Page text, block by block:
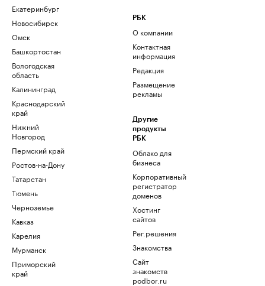
Екатеринбург
Новосибирск
Омск
Башкортостан
Вологодская
область
Калининград
Краснодарский
край
Нижний
Новгород
Пермский край
Ростов-на-Дону
Татарстан
Тюмень
Черноземье
Кавказ
Карелия
Мурманск
Приморский
край
РБК
О компании
Контактная
информация
Редакция
Размещение
рекламы
Другие
продукты
РБК
Облако для
бизнеса
Корпоративный
регистратор
доменов
Хостинг
сайтов
Рег.решения
Знакомства
Сайт
знакомств
podbor.ru